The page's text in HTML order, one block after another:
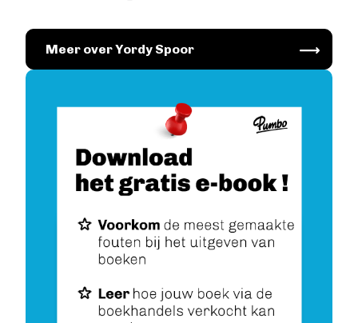
Image
Meer over Yordy Spoor